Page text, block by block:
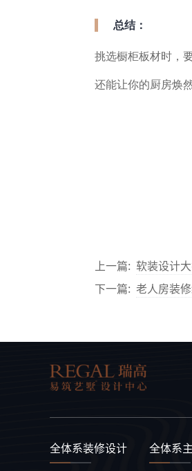
总结：
挑选橱柜板材时，
还能让你的厨房焕
上一篇: 软装设计
下一篇: 老人房装
全体系装修设计 全体系